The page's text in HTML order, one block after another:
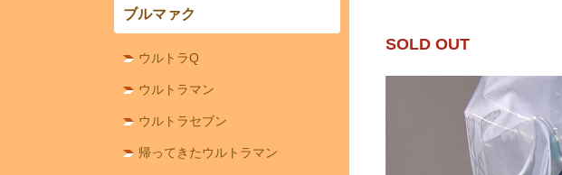
SOLD OUT
ブルマァク
ウルトラQ
ウルトラマン
ウルトラセブン
帰ってきたウルトラマン